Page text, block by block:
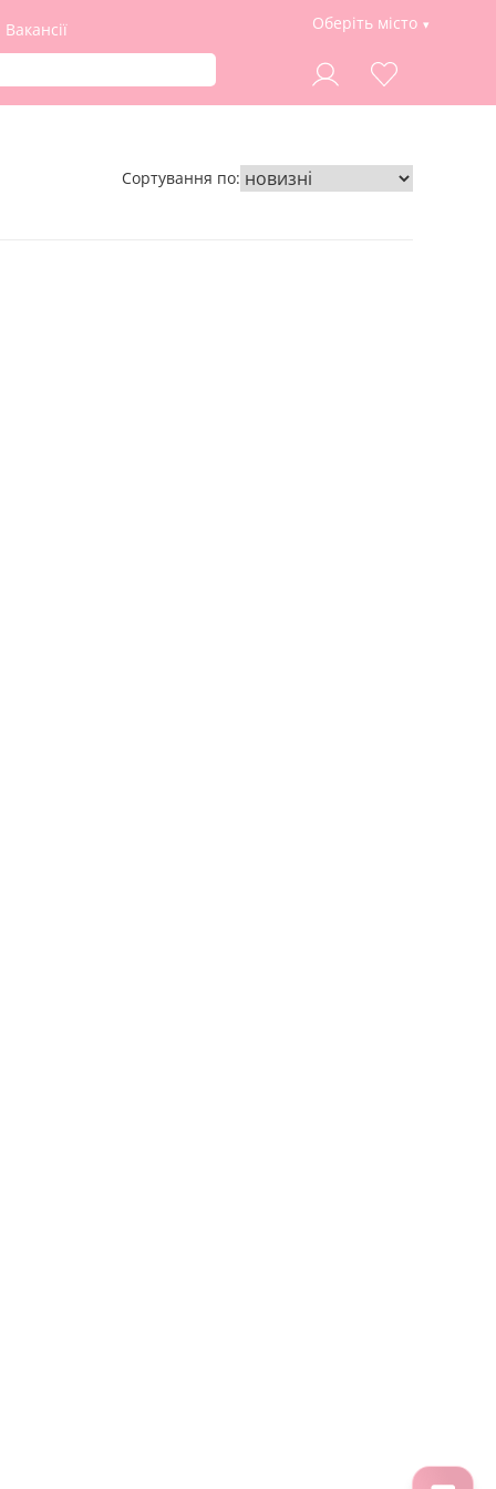
Вакансії Оберіть місто
Сортування по: